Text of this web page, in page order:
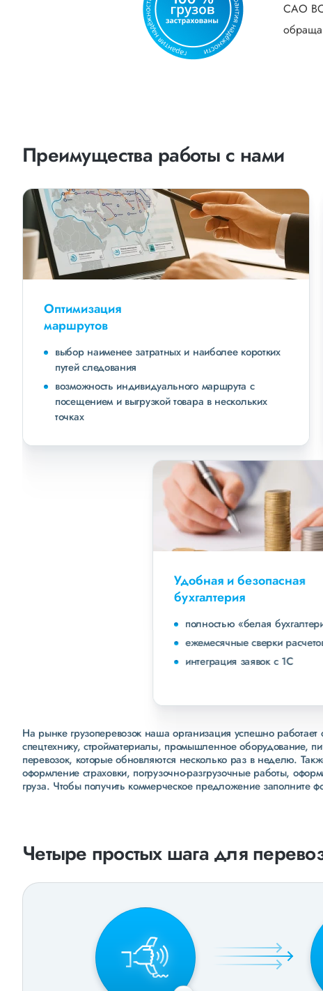
САО
Преимущества работы с нами
Оптимизация
маршрутов
выбор наименее затратных и наиболее коротких
путей следования
возможность индивидуального маршрута с
посещением и выгрузкой товара в нескольких
точках
Удобная и безопасная
полностью «белая бухгалтерия»
ежемесячные сверки расчетов с клиентами
На рынке грузоперевозок наша организация успешно
спецтехнику, стройматериалы, промышленное оборудование,
перевозок, которые обновляются несколько раз в неделю.
оформление страховки, погрузочно-разгрузочные работы,
груза. Чтобы получить коммерческое предложение заполните
Четыре простых шага для